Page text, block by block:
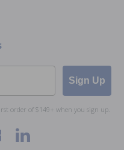
Sign Up
order of $149+ when you sign up.